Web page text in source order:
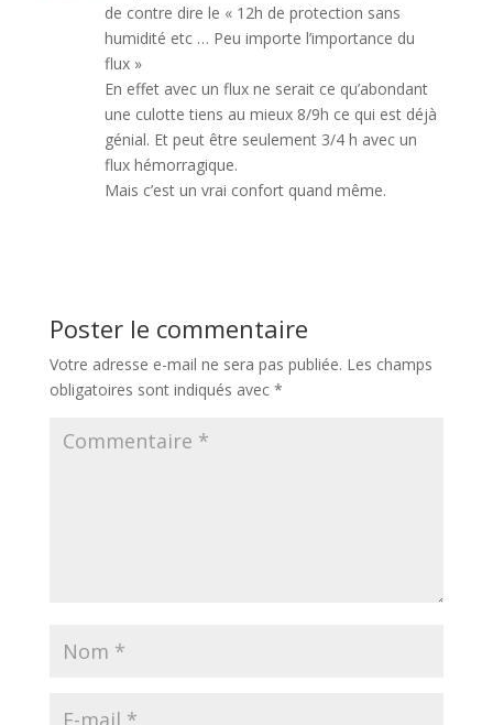
de contre dire le « 12h de protection sans
humidité etc … Peu importe l’importance du
flux »
En effet avec un flux ne serait ce qu’abondant
une culotte tiens au mieux 8/9h ce qui est déjà
génial. Et peut être seulement 3/4 h avec un
flux hémorragique.
Mais c’est un vrai confort quand même.
Poster le commentaire
Votre adresse e-mail ne sera pas publiée. Les champs
obligatoires sont indiqués avec *